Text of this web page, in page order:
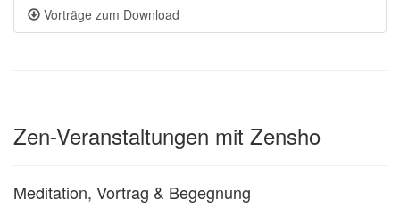
Vorträge zum Download
Zen-Veranstaltungen mit Zensho
Meditation, Vortrag & Begegnung